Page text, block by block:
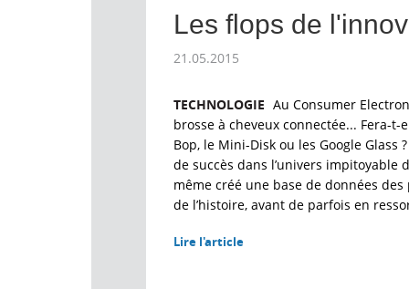
Les flops de
21.05.2015
TECHNOLOGIE Au Consumer
brosse à cheveux connectée... Fera-
Bop, le Mini-Disk ou les Google Glass
de succès dans l’univers impitoyable
même créé une base de données
de l’histoire, avant de parfois en
Lire l'article